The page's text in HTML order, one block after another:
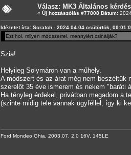
Válasz: MK3 Általános
« Új hozzászólás #77808 Dátum:
Idézetet írta: Scratch - 2024.04.04 csütörtök,
Ezt hol, milyen módszerrel, mennyiért csinálják?
Szia!
Helyileg Solymáron van a műhely.
A módszert és az árat még nem
szerelőt 35 éve ismerem és nekem "baráti
Ha tényleg érdekel, privátban megadom a
(szinte midig tele vannak ügyféllel, így ki
Ford Mondeo Ghia, 2003.07, 2.0 16V, 145LE